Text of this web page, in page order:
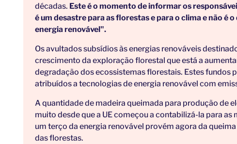
décadas. Este é o momento de informar os
é um desastre para as florestas e para o clima e não é
energia renovável".
Os avultados subsídios às energias renováveis
crescimento da exploração florestal que está a
degradação dos ecossistemas florestais. Estes fundos
atribuídos a tecnologias de energia renovável com
A quantidade de madeira queimada para produção de
muito desde que a UE começou a contabilizá-la para as
um terço da energia renovável provém agora da
das florestas.